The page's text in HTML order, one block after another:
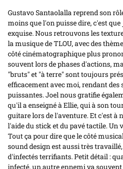
Gustavo Santaolalla reprend son
moins que l'on puisse dire, c'est que
exquise. Nous retrouvons les
la musique de TLOU, avec des
côté cinématographique plus
souvent lors de phases d'actions,
"bruts" et "à terre" sont toujours
efficacement avec moi, rendant des
puissantes. Joel nous gratifie
qu'il a enseigné à Ellie, qui à son
guitare lors de l'aventure. Et c'est à
l'aide du stick et du pavé tactile. Un
Tout ça pour dire que le côté
sound design est aussi très
d'infectés terrifiants. Petit détail :
infecté, un autre ennemi va